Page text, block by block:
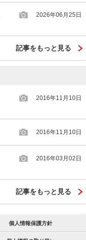
2026年06月25日
記事をもっと見る
2016年11月10日
2016年11月10日
2016年03月02日
記事をもっと見る
個人情報保護方針